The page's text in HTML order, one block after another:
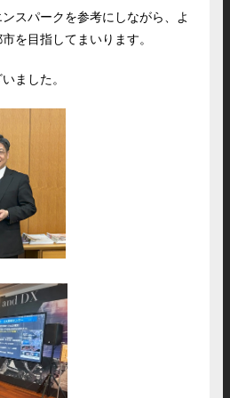
スパークを参考にしながら、よ
を目指してまいります。
ました。